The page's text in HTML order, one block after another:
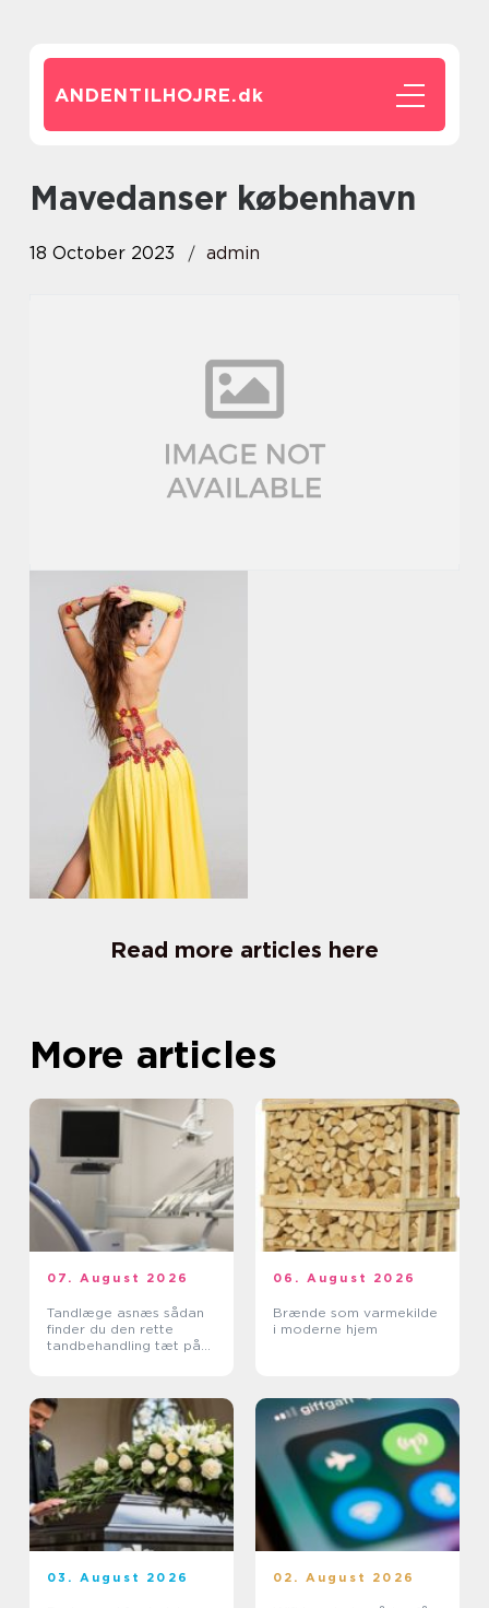
ANDENTILHOJRE.dk
mavedanser københavn
18 October 2023 admin
Read more articles here
More articles
07. August 2026
Tandlæge asnæs sådan
finder du den rette
tandbehandling tæt på
06. August 2026
Brænde som varmekilde
i moderne hjem
03. August 2026 02. August 2026